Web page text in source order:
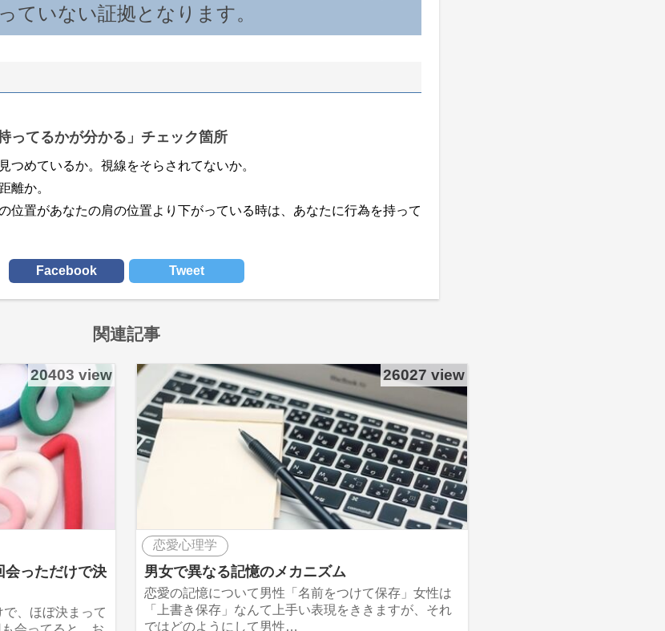
ていない証拠となります。
ってるかが分かる」チェック箇所
つめているか。視線をそらされてないか。
離か。
位置があなたの肩の位置より下がっている時は、あなたに行為を持って
Facebook Tweet
関連記事
20403 view
会っただけで決
、ほぼ決まって
26027 view
恋愛心理学
男女で異なる記憶のメカニズム
恋愛の記憶について男性「名前をつけて保存」女性は
「上書き保存」なんて上手い表現をききますが、それ
ではどのようにして男性…